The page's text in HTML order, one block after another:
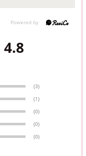
4.8
(3)
(1)
(0)
(0)
(0)